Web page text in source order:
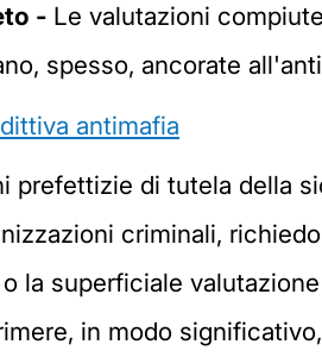
- Le valutazioni
spesso, ancorate
antimafia
prefettizie di tutela della
criminali,
la superficiale
in modo